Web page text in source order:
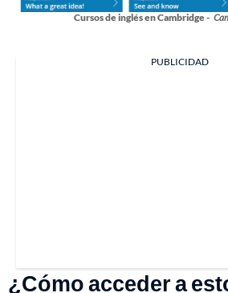
Cursos de inglés en Cambridge -
PUBLICIDAD
¿Cómo acceder a